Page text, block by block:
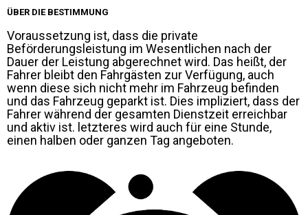
ÜBER DIE BESTIMMUNG
Voraussetzung ist, dass die private
Beförderungsleistung im Wesentlichen nach der
Dauer der Leistung abgerechnet wird. Das heißt, der
Fahrer bleibt den Fahrgästen zur Verfügung, auch
wenn diese sich nicht mehr im Fahrzeug befinden
und das Fahrzeug geparkt ist. Dies impliziert, dass der
Fahrer während der gesamten Dienstzeit erreichbar
und aktiv ist. letzteres wird auch für eine Stunde,
einen halben oder ganzen Tag angeboten.